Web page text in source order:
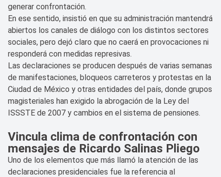
generar confrontación.
En ese sentido, insistió en que su administración mantendrá
abiertos los canales de diálogo con los distintos sectores
sociales, pero dejó claro que no caerá en provocaciones ni
responderá con medidas represivas.
Las declaraciones se producen después de varias semanas
de manifestaciones, bloqueos carreteros y protestas en la
Ciudad de México y otras entidades del país, donde grupos
magisteriales han exigido la abrogación de la Ley del
ISSSTE de 2007 y cambios en el sistema de pensiones.
Vincula clima de confrontación con
mensajes de Ricardo Salinas Pliego
Uno de los elementos que más llamó la atención de las
declaraciones presidenciales fue la referencia al